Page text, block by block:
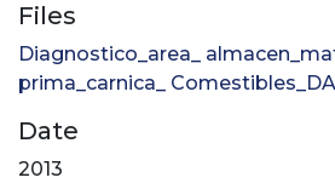
Files
Diagnostico_area_
prima_carnica_
Date
2013